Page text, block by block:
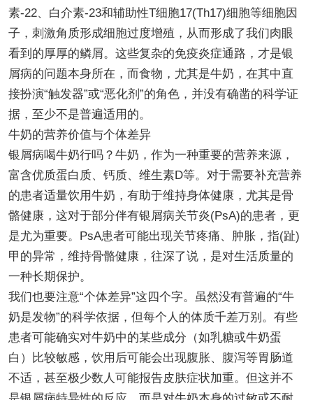
素-22、白介素-23和辅助性T细胞17(Th17)细胞等细胞因
子，刺激角质形成细胞过度增殖，从而形成了我们肉眼
看到的厚厚的鳞屑。这些复杂的免疫炎症通路，才是银
屑病的问题本身所在，而食物，尤其是牛奶，在其中直
接扮演“触发器”或“恶化剂”的角色，并没有确凿的科学证
据，至少不是普遍适用的。
牛奶的营养价值与个体差异
银屑病喝牛奶行吗？牛奶，作为一种重要的营养来源，
富含优质蛋白质、钙质、维生素D等。对于需要补充营养
的患者适量饮用牛奶，有助于维持身体健康，尤其是骨
骼健康，这对于部分伴有银屑病关节炎(PsA)的患者，更
是尤为重要。PsA患者可能出现关节疼痛、肿胀，指(趾)
甲的异常，维持骨骼健康，往深了说，是对生活质量的
一种长期保护。
我们也要注意“个体差异”这四个字。虽然没有普遍的“牛
奶是发物”的科学依据，但每个人的体质千差万别。有些
患者可能确实对牛奶中的某些成分（如乳糖或牛奶蛋
白）比较敏感，饮用后可能会出现腹胀、腹泻等胃肠道
不适，甚至极少数人可能报告皮肤症状加重。但这并不